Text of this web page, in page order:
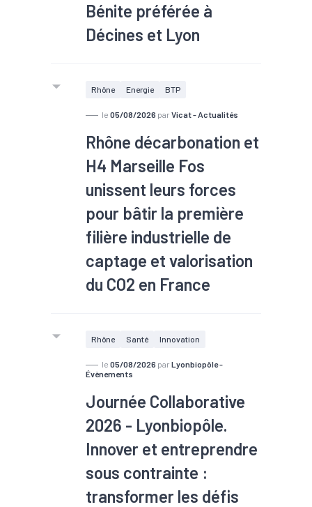
Bénite préférée à
Décines et Lyon
Rhône Energie BTP
le 05/08/2026 par Vicat - Actualités
Rhône décarbonation et
H4 Marseille Fos
unissent leurs forces
pour bâtir la première
filière industrielle de
captage et valorisation
du CO2 en France
Rhône Santé Innovation
le 05/08/2026 par Lyonbiopôle -
Évènements
Journée Collaborative
2026 - Lyonbiopôle.
Innover et entreprendre
sous contrainte :
transformer les défis